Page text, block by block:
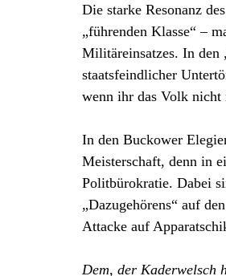
Die starke Resonanz
„führenden Klasse“ –
Militäreinsatzes. In den
staatsfeindlicher
wenn ihr das Volk nicht
In den Buckower
Meisterschaft, denn in
Politbürokratie. Dabei
„Dazugehörens“ auf
Attacke auf
Dem, der Kaderwelsch